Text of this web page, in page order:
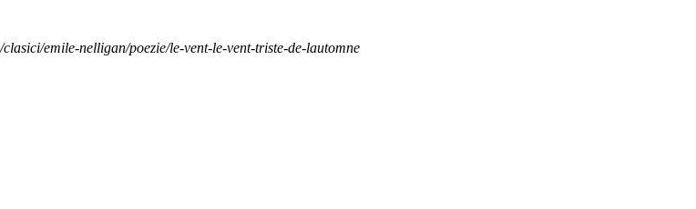
emile-nelligan/poezie/le-vent-le-vent-triste-de-lautomne